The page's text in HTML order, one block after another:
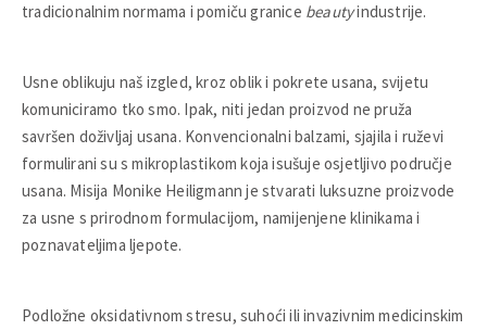
tradicionalnim normama i pomiču granice beautyindustrije.
Usne oblikuju naš izgled, kroz oblik i pokrete usana, svijetu
komuniciramo tko smo. Ipak, niti jedan proizvod ne pruža
savršen doživljaj usana. Konvencionalni balzami, sjajila i ruževi
formulirani su s mikroplastikom koja isušuje osjetljivo područje
usana. Misija Monike Heiligmann je stvarati luksuzne proizvode
za usne s prirodnom formulacijom, namijenjene klinikama i
poznavateljima ljepote.
Podložne oksidativnom stresu, suhoći ili invazivnim medicinskim